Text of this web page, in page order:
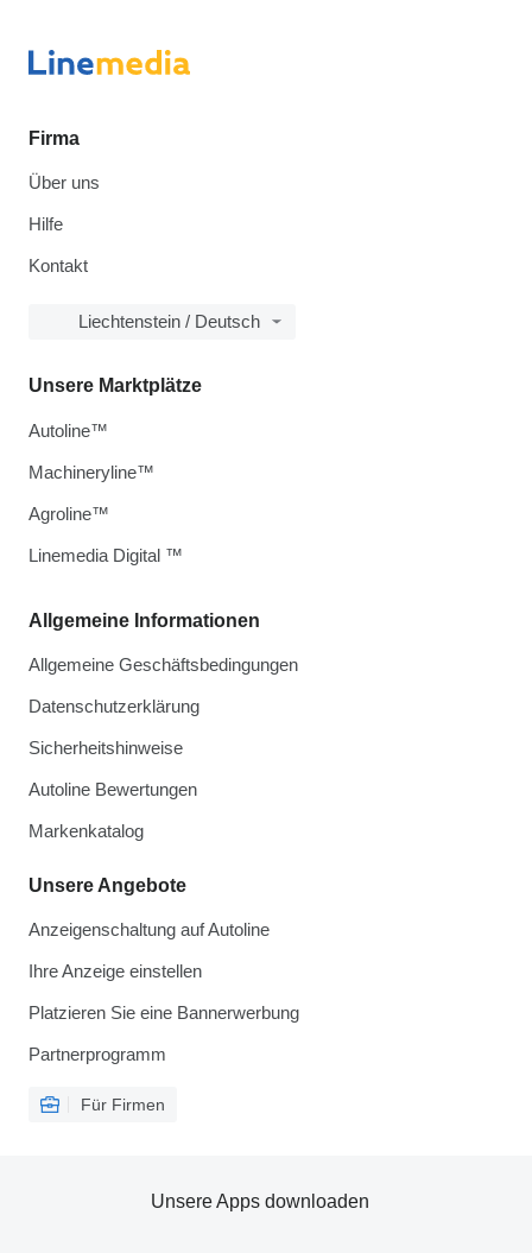
Firma
Über uns
Hilfe
Kontakt
Liechtenstein / Deutsch
Allgemeine Informationen
Allgemeine Geschäftsbedingungen
Datenschutzerklärung
Sicherheitshinweise
Autoline Bewertungen
Markenkatalog
Unsere Angebote
Anzeigenschaltung auf Autoline
Ihre Anzeige einstellen
Platzieren Sie eine Bannerwerbung
Partnerprogramm
Für Firmen
Unsere Marktplätze
Autoline™
Machineryline™
Agroline™
Linemedia Digital ™
Unsere Apps downloaden